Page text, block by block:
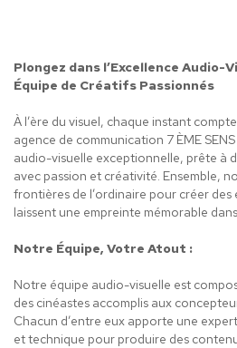
Plongez dans l’Excellence Audio-
Équipe de Créatifs Passionnés
À l’ère du visuel, chaque instant
agence de communication 7 ÈME
audio-visuelle exceptionnelle, prête à
avec passion et créativité. Ensemble,
frontières de l’ordinaire pour créer des
laissent une empreinte mémorable
Notre Équipe, Votre Atout :
Notre équipe audio-visuelle est
des cinéastes accomplis aux
Chacun d’entre eux apporte une
et technique pour produire des